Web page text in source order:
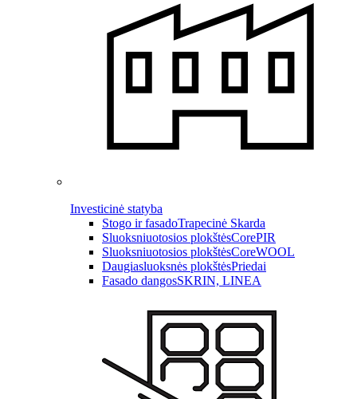
Investicinė statyba
Stogo ir fasadoTrapecinė Skarda
Sluoksniuotosios plokštėsCorePIR
Sluoksniuotosios plokštėsCoreWOOL
Daugiasluoksnės plokštėsPriedai
Fasado dangosSKRIN, LINEA